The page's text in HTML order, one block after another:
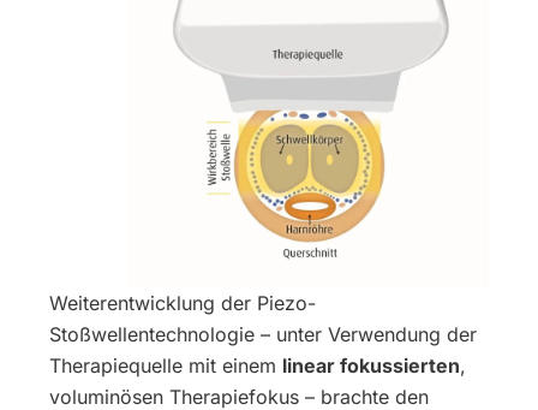
Weiterentwicklung der Piezo-
Stoßwellentechnologie – unter Verwendung der
Therapiequelle mit einem linear fokussierten,
voluminösen Therapiefokus – brachte den